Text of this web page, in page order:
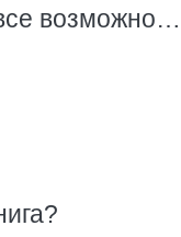
возможно…